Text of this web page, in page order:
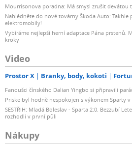
Mourrisonova poradna: Má smysl zrušit
Nahlédněte do nové továrny Škoda Auto:
elektromobily!
Vybíráme nejlepší herní adaptace Pána prstenů.
kroky
Video
Prostor X Branky, body, kokoti
Fanoušci čínského Dalian Yingbo si připravili
Priske byl hodně nespokojen s výkonem Sparty v
SESTŘIH: Mladá Boleslav - Sparta 2:0. Bezzubí
rozhodli v první půli
Nákupy